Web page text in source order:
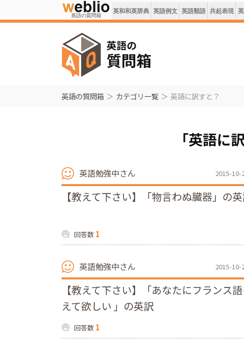
英語の質問箱 英和和英辞典 英語例文 英語類語 共起表現
英語の質問箱 カテゴリ一覧 英語に訳すと？
「英語に
英語勉強中さん 2015-10-
【教えて下さい】「物言わぬ臓器」の
回答数 1
英語勉強中さん 2015-10-
【教えて下さい】「あなたにフランス
えて欲しい 」の英訳
回答数 1